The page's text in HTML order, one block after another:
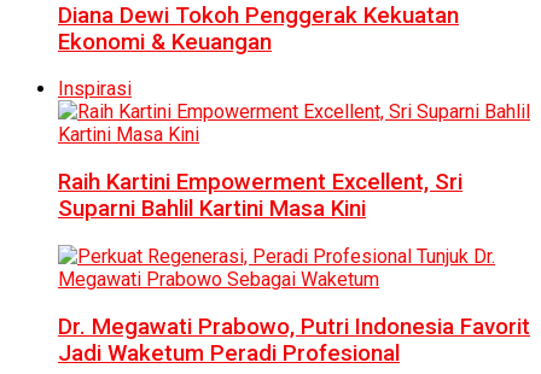
Diana Dewi Tokoh Penggerak Kekuatan
Ekonomi & Keuangan
Inspirasi
Raih Kartini Empowerment Excellent, Sri
Suparni Bahlil Kartini Masa Kini
Dr. Megawati Prabowo, Putri Indonesia Favorit
Jadi Waketum Peradi Profesional